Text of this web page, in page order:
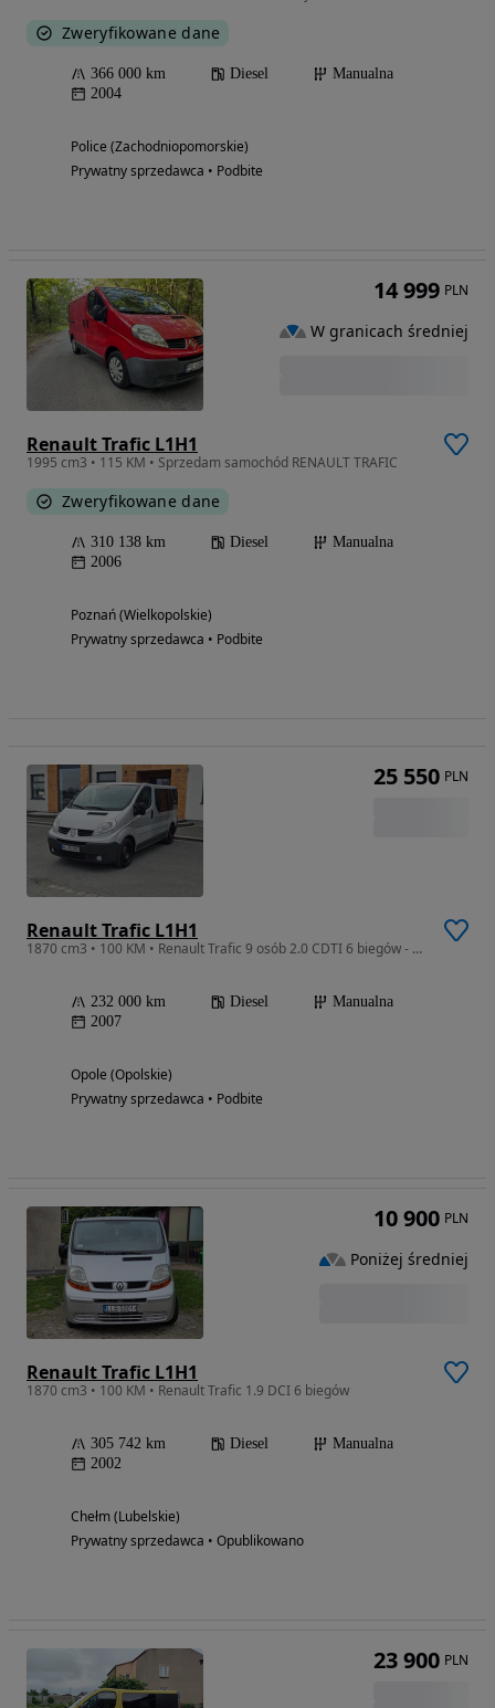
Zweryfikowane dane
366 000 km Diesel
Manualna
2004
Police (Zachodniopomorskie)
Prywatny sprzedawca • Podbite
Renault Trafic L1H1
1995 cm3 • 115 KM • Sprzedam samochód RENAULT TRAFIC
Zweryfikowane dane
310 138 km Diesel
Manualna
2006
Poznań (Wielkopolskie)
Prywatny sprzedawca • Podbite
14 999 PLN
W granicach średniej
Renault Trafic L1H1
1870 cm3 • 100 KM • Renault Trafic 9 osób 2.0 CDTI 6 biegów - Sprowadzony, Klima Tył.
232 000 km Diesel
Manualna
2007
Opole (Opolskie)
Prywatny sprzedawca • Podbite
25 550 PLN
Renault Trafic L1H1
1870 cm3 • 100 KM • Renault Trafic 1.9 DCI 6 biegów
305 742 km Diesel
Manualna
2002
Chełm (Lubelskie)
Prywatny sprzedawca • Opublikowano
10 900 PLN
Poniżej średniej
23 900 PLN